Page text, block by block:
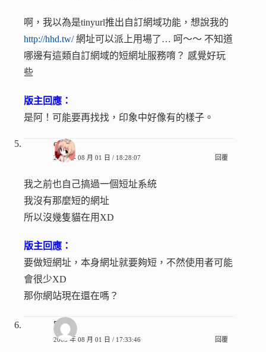
啊，我以為是tinyurl推出自訂網域功能，想說我的
http://hhd.tw/網址可以派上用場了… 呵～～ 不知道
哪邊有這類自訂網域的短網址服務唷？ 感覺好玩
些
版主回應：
是阿！可能要再找找，印象中好像有的樣子。
c
2008 年 08 月 01 日 / 18:28:07 回覆
我之前也自己搞過一個短址系統
我沒有那麼短的網址
所以沒幾隻貓在用XD
版主回應：
要做短網址，本身網址就要夠短，不然使用者可能
會很少XD
那你網站現在還在嗎？
空空
2008 年 08 月 01 日 / 17:33:46 回覆